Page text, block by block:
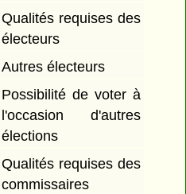
Qualités requises des
électeurs
Autres électeurs
Possibilité de voter à
l'occasion d'autres
élections
Qualités requises des
commissaires